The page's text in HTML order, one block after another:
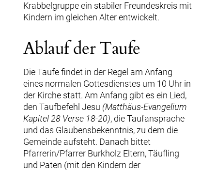
Krabbelgruppe ein stabiler Freundeskreis mit
Kindern im gleichen Alter entwickelt.
Ablauf der Taufe
Die Taufe findet in der Regel am Anfang
eines normalen Gottesdienstes um 10 Uhr in
der Kirche statt. Am Anfang gibt es ein Lied,
den Taufbefehl Jesu (Matthäus-Evangelium
Kapitel 28 Verse 18-20), die Taufansprache
und das Glaubensbekenntnis, zu dem die
Gemeinde aufsteht. Danach bittet
Pfarrerin/Pfarrer Burkholz Eltern, Täufling
und Paten (mit den Kindern der